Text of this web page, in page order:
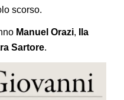
scorso.
Manuel Orazi,
Ila
Sartore.